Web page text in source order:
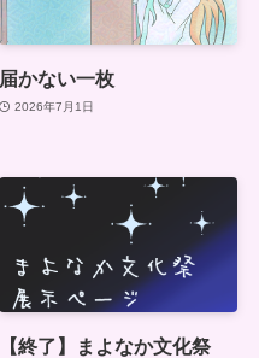
届かない一枚
2026年7月1日
【終了】まよなか文化祭